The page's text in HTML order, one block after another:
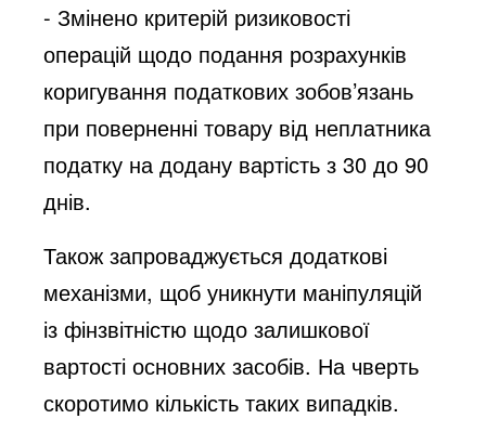
- Змінено критерій ризиковості
операцій щодо подання розрахунків
коригування податкових зобов’язань
при поверненні товару від неплатника
податку на додану вартість з 30 до 90
днів.
Також запроваджується додаткові
механізми, щоб уникнути маніпуляцій
із фінзвітністю щодо залишкової
вартості основних засобів. На чверть
скоротимо кількість таких випадків.